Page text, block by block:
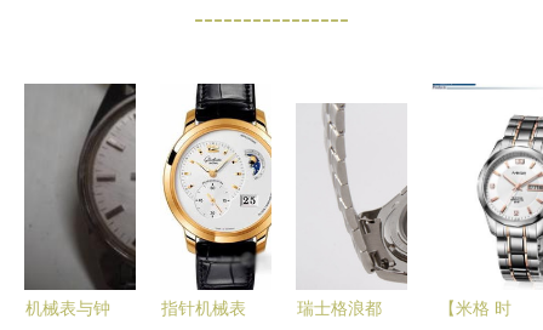
----------------
机械表与钟
指针机械表
瑞士格浪都
【米格 时